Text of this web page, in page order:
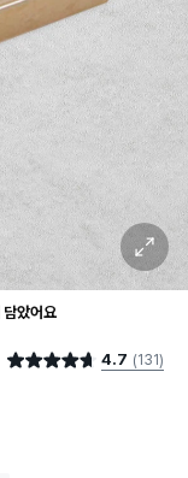
확대 보기
았어요
담았어요
별점 4.7점 4.7 (131)